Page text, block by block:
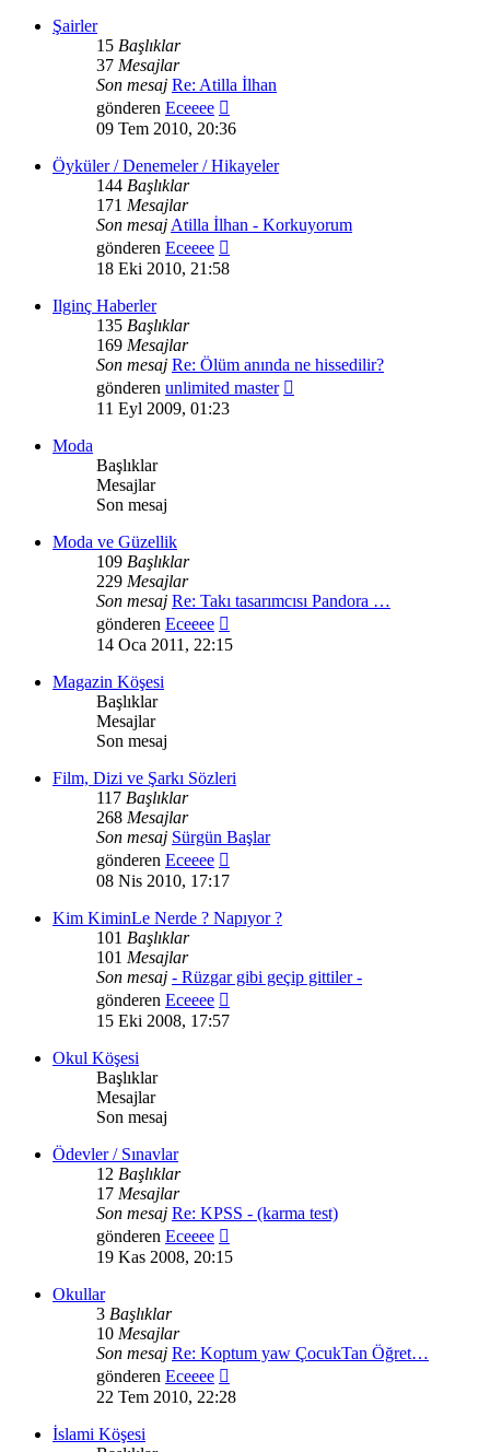
Şairler
15 Başlıklar
37 Mesajlar
Son mesaj Re: Atilla İlhan
gönderen Eceeee
mesajı
09 Tem 2010, 20:36
Öyküler / Denemeler / Hikayeler
144 Başlıklar
171 Mesajlar
Son mesajAtilla İlhan - Korkuyorum
gönderen Eceeee
18 Eki 2010, 21:58
Ilginç Haberler
135 Başlıklar
169 Mesajlar
Son mesaj Re: Ölüm anında ne hissedilir?
gönderen unlimited master
11 Eyl 2009, 01:23
Moda
Başlıklar
Mesajlar
Son mesaj
Moda ve Güzellik
109 Başlıklar
229 Mesajlar
Son mesaj Re: Takı tasarımcısı Pandora …
gönderen Eceeee
mesajı
14 Oca 2011, 22:15
Magazin Köşesi
Başlıklar
Mesajlar
Son mesaj
Film, Dizi ve Şarkı Sözleri
117 Başlıklar
268 Mesajlar
Son mesaj Sürgün Başlar
gönderen Eceeee
mesajı
08 Nis 2010, 17:17
Kim KiminLe Nerde ? Napıyor ?
101 Başlıklar
101 Mesajlar
Son mesaj - Rüzgar gibi geçip gittiler -
gönderen Eceeee
mesajı
15 Eki 2008, 17:57
Okul Köşesi
Başlıklar
Mesajlar
Son mesaj
Ödevler / Sınavlar
12 Başlıklar
17 Mesajlar
Son mesaj Re: KPSS - (karma test)
gönderen Eceeee
mesajı
19 Kas 2008, 20:15
Okullar
3 Başlıklar
10 Mesajlar
Son mesaj Re: Koptum yaw ÇocukTan Öğret…
gönderen Eceeee
mesajı
22 Tem 2010, 22:28
İslami Köşesi